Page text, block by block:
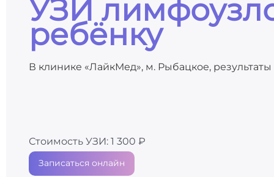
УЗИ
ребёнку
В клинике «ЛайкМед», м. Рыбацкое,
Стоимость УЗИ: 1 300 ₽
Записаться онлайн